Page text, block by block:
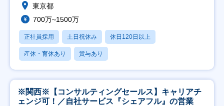
東京都
700万~1500万
正社員採用 土日祝休み 休日120日以上
産休・育休あり 賞与あり
※関西※【コンサルティングセールス】キャリアチ
ェンジ可！／自社サービス『シェアフル』の営業